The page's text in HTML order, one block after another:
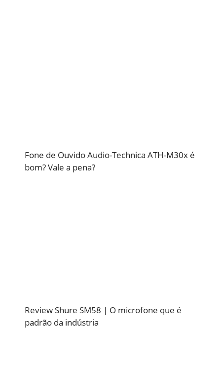
Fone de Ouvido Audio-Technica ATH-M30x é
bom? Vale a pena?
Review Shure SM58 | O microfone que é
padrão da indústria